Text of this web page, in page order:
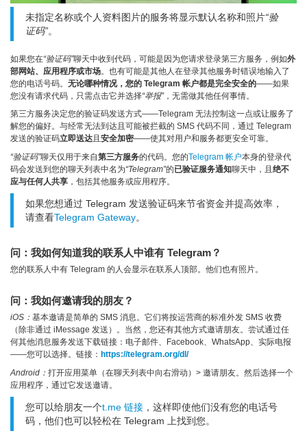
未指定名称或个人资料图片的服务将显示默认名称和照片“验
证码”。
如果您在“验证码”聊天中收到代码，可能是因为您请求登录第三方服务，例如外
部网站、应用程序或市场。也有可能是其他人在登录其他服务时错误地输入了
您的电话号码。 无论哪种情况，您的 Telegram 帐户都是完全安全的——如果
您没有请求代码，只需点击它并选择“举报”，无需做其他任何事情。
第三方服务决定您的验证码发送方式——Telegram 无法控制这一点或让服务了
解您的偏好。与经常无法到达且可能被拦截的 SMS 代码不同，通过 Telegram
发送的验证码立即送达 且 安全加密——使其对用户和服务都更安全可靠。
“验证码”聊天仅用于来自第三方服务的代码。您的Telegram 帐户本身的登录代
码会发送到您的聊天列表中名为“Telegram”的已验证服务通知聊天中，且 绝不
应与任何人共享 ，包括其他服务或应用程序。
如果您想通过 Telegram 发送验证码来节省资金并提高效率，
请查看Telegram Gateway。
问：我如何知道我的联系人中谁有 Telegram？
您的联系人中有 Telegram 的人会显示在联系人顶部。他们也有照片。
问：我如何邀请我的朋友？
iOS： 基本邀请是简单的 SMS 消息。它们将按运营商的标准外发 SMS 收费
（除非通过 iMessage 发送）。当然，您还有其他方式邀请朋友。尝试通过任
何其他消息服务发送下载链接：电子邮件、Facebook、WhatsApp、实际电报
——您可以选择。链接： https://telegram.org/dl/
Android： 打开应用菜单（在聊天列表中向右滑动）> 邀请朋友。然后选择一个
应用程序，通过它发送邀请。
您可以给朋友一个t.me 链接 ，这样即使他们没有您的电话号
码，他们也可以轻松在 Telegram 上找到您。